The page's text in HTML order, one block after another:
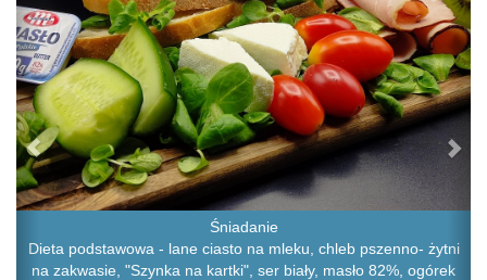
Śniadanie
Dieta podstawowa - lane ciasto na mleku, chleb pszenno- żytni
na zakwasie, "Szynka na kartki", ser biały, masło 82%, ogórek